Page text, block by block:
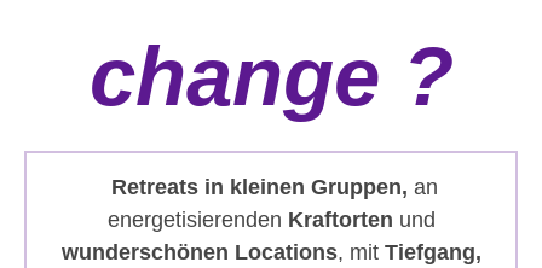
change ?
Retreats in kleinen Gruppen, an
energetisierenden Kraftorten und
wunderschönen Locations, mit Tiefgang,